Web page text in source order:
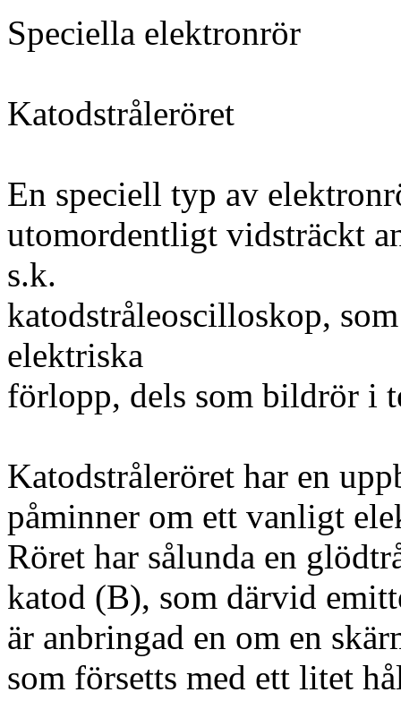
Speciella elektronrör
Katodstråleröret
En speciell typ av
utomordentligt vidsträckt
s.k.
katodstråleoscilloskop,
elektriska
förlopp, dels som bildrör i
Katodstråleröret har en
påminner om ett vanligt
Röret har sålunda en
katod (B), som därvid
är anbringad en om en
som försetts med ett litet